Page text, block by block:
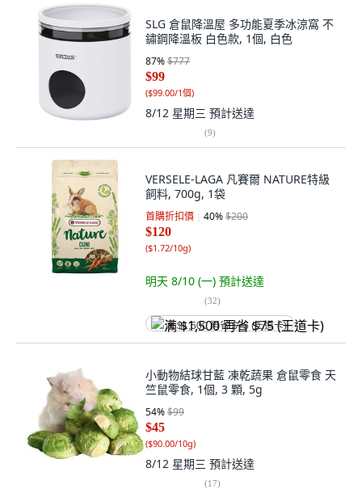
SLG 倉鼠降溫屋 多功能夏季冰涼窩 不
鏽鋼降溫板 白色款, 1個, 白色
87%$777
$99
($99.00/1個)
8/12 星期三 預計送達
(9)
VERSELE-LAGA 凡賽爾 NATURE特級
飼料, 700g, 1袋
首購折扣價 40%$200
$120
($1.72/10g)
明天 8/10 (一) 預計送達
(32)
满 $1,500 再省 $75 (王道卡)
小動物結球甘藍 凍乾蔬果 倉鼠零食 天
竺鼠零食, 1個, 3 顆, 5g
54%$99
$45
($90.00/10g)
8/12 星期三 預計送達
(17)